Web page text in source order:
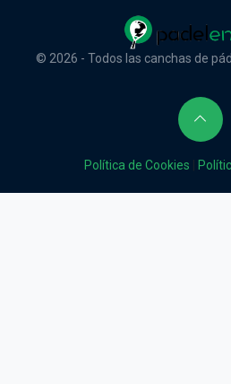
© 2026 - Todos las canchas de
Política de Cookies